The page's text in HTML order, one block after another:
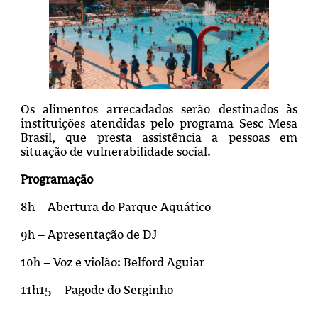
Os alimentos arrecadados serão destinados às
instituições atendidas pelo programa Sesc Mesa
Brasil, que presta assistência a pessoas em
situação de vulnerabilidade social.
Programação
8h – Abertura do Parque Aquático
9h – Apresentação de DJ
10h – Voz e violão: Belford Aguiar
11h15 – Pagode do Serginho